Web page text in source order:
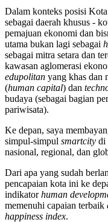
Dalam konteks posisi
sebagai daerah khusus -
pemajuan ekonomi dan
utama bukan lagi sebagai
sebagai mitra setara dan
kawasan aglomerasi
edupolitan yang khas dan
(human capital) dan
budaya (sebagai bagian
pariwisata).
Ke depan, saya
simpul-simpul smartcity di
nasional, regional, dan
Dari apa yang sudah
pencapaian kota ini ke
indikatorhuman
memenuhi capaian terbaik
happiness index.